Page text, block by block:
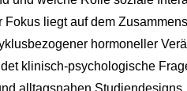
liegt auf dem
hormoneller
klinisch-psychologische
alltagsnahen Studiendesigns.